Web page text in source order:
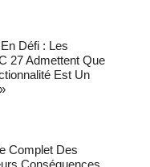
Défi : Les
27 Admettent Que
Est Un
Complet Des